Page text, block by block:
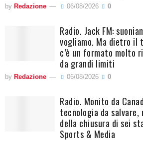
by Redazione 06/08/2026 0
Radio. Jack FM:
vogliamo. Ma dietro il
c’è un formato molto
da grandi limiti
by Redazione 06/08/2026 0
Radio. Monito da
tecnologia da salvare,
della chiusura di sei
Sports & Media